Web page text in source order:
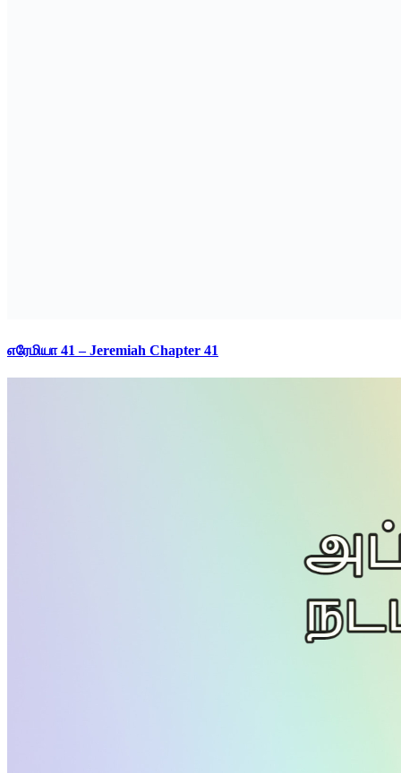
எரேமியா 41 – Jeremiah Chapter 41